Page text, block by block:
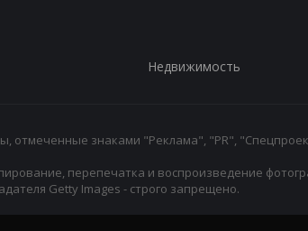
Недвижимость
отмеченные знаками "Реклама", "PR",
перепечатка и воспроизведение
Getty Images - строго запрещено.